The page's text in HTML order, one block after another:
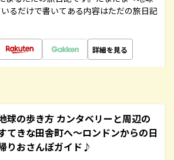
るだけで書いてある内容はただの旅日記
詳細を見る
球の歩き方 カンタベリーと周辺の
てきな田舎町へ～ロンドンからの日
りおさんぽガイド♪